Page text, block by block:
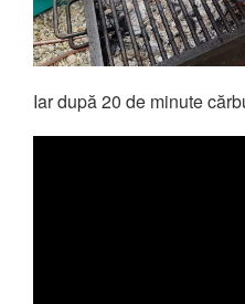
Iar după 20 de minute